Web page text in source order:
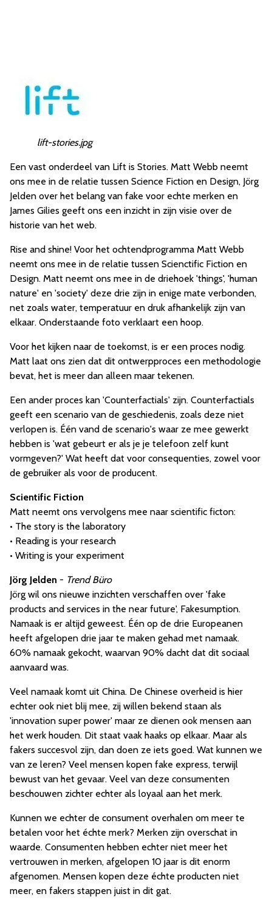
lift-stories.jpg
Een vast onderdeel van Lift is Stories. Matt Webb neemt
ons mee in de relatie tussen Science Fiction en Design, Jörg
Jelden over het belang van fake voor echte merken en
James Gilies geeft ons een inzicht in zijn visie over de
historie van het web.
Rise and shine! Voor het ochtendprogramma Matt Webb
neemt ons mee in de relatie tussen Scienctific Fiction en
Design. Matt neemt ons mee in de driehoek 'things', 'human
nature' en 'society' deze drie zijn in enige mate verbonden,
net zoals water, temperatuur en druk afhankelijk zijn van
elkaar. Onderstaande foto verklaart een hoop.
Voor het kijken naar de toekomst, is er een proces nodig.
Matt laat ons zien dat dit ontwerpproces een methodologie
bevat, het is meer dan alleen maar tekenen.
Een ander proces kan 'Counterfactials' zijn. Counterfactials
geeft een scenario van de geschiedenis, zoals deze niet
verlopen is. Één vand de scenario's waar ze mee gewerkt
hebben is 'wat gebeurt er als je je telefoon zelf kunt
vormgeven?' Wat heeft dat voor consequenties, zowel voor
de gebruiker als voor de producent.
Scientific Fiction
Matt neemt ons vervolgens mee naar scientific ficton:
• The story is the laboratory
• Reading is your research
• Writing is your experiment
Jörg Jelden - Trend Büro
Jörg wil ons nieuwe inzichten verschaffen over 'fake
products and services in the near future', Fakesumption.
Namaak is er altijd geweest. Één op de drie Europeanen
heeft afgelopen drie jaar te maken gehad met namaak.
60% namaak gekocht, waarvan 90% dacht dat dit sociaal
aanvaard was.
Veel namaak komt uit China. De Chinese overheid is hier
echter ook niet blij mee, zij willen bekend staan als
'innovation super power' maar ze dienen ook mensen aan
het werk houden. Dit staat vaak haaks op elkaar. Maar als
fakers succesvol zijn, dan doen ze iets goed. Wat kunnen we
van ze leren? Veel mensen kopen fake express, terwijl
bewust van het gevaar. Veel van deze consumenten
beschouwen zichter echter als loyaal aan het merk.
Kunnen we echter de consument overhalen om meer te
betalen voor het échte merk? Merken zijn overschat in
waarde. Consumenten hebben echter niet meer het
vertrouwen in merken, afgelopen 10 jaar is dit enorm
afgenomen. Mensen kopen deze échte producten niet
meer, en fakers stappen juist in dit gat.